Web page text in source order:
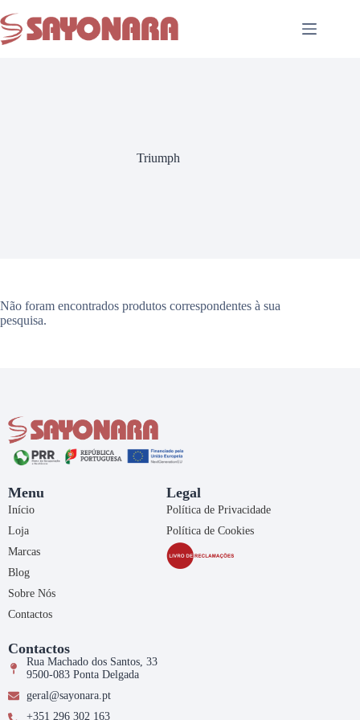
Triumph
Não foram encontrados produtos correspondentes à sua
pesquisa.
Menu
Início
Loja
Marcas
Blog
Sobre Nós
Contactos
Legal
Política de Privacidade
Política de Cookies
Contactos
Rua Machado dos Santos, 33
9500-083 Ponta Delgada
geral@sayonara.pt
+351 296 302 163